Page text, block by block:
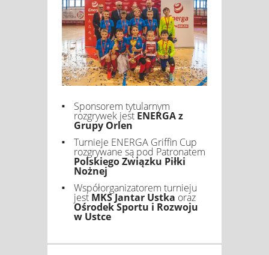
Sponsorem tytularnym
rozgrywek jest ENERGA z
Grupy Orlen
Turnieje ENERGA Griffin Cup
rozgrywane są pod Patronatem
Polskiego Związku Piłki
Nożnej
Współorganizatorem turnieju
jest MKS Jantar Ustka oraz
Ośrodek Sportu i Rozwoju
w Ustce